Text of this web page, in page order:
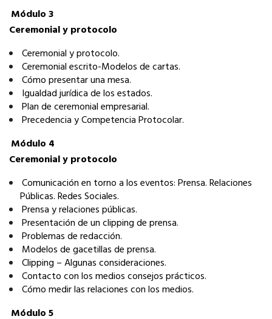
Módulo 3
Ceremonial y protocolo
­Ceremonial y protocolo.
­Ceremonial escrito-Modelos de cartas.
­Cómo presentar una mesa.
­Igualdad jurídica de los estados.
­Plan de ceremonial empresarial.
­Precedencia y Competencia Protocolar.
Módulo 4
Ceremonial y protocolo
­Comunicación en torno a los eventos: Prensa. Relaciones
Públicas. Redes Sociales.
­Prensa y relaciones públicas.
­Presentación de un clipping de prensa.
­Problemas de redacción.
­Modelos de gacetillas de prensa.
­Clipping – Algunas consideraciones.
­Contacto con los medios consejos prácticos.
­Cómo medir las relaciones con los medios.
Módulo 5